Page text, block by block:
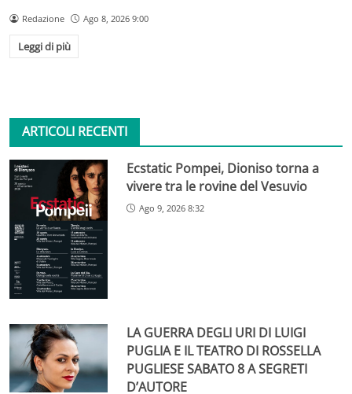
Redazione Ago 8, 2026 9:00
Leggi di più
ARTICOLI RECENTI
Ecstatic Pompei, Dioniso torna a
vivere tra le rovine del Vesuvio
Ago 9, 2026 8:32
LA GUERRA DEGLI URI DI LUIGI
PUGLIA E IL TEATRO DI ROSSELLA
PUGLIESE SABATO 8 A SEGRETI
D’AUTORE